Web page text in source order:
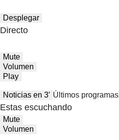
Desplegar
Directo
Mute
Volumen
Play
Noticias en 3′ Últimos programas
Estas escuchando
Mute
Volumen